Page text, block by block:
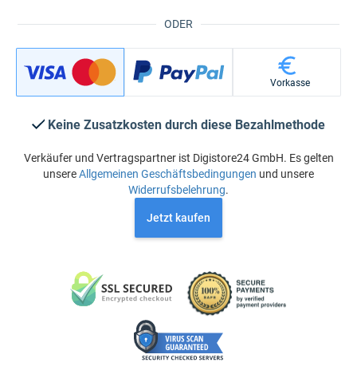
ODER
Vorkasse
Keine Zusatzkosten durch diese Bezahlmethode
Verkäufer und Vertragspartner ist Digistore24 GmbH. Es gelten
unsereAllgemeinen Geschäftsbedingungen und unsere
Widerrufsbelehrung.
Jetzt kaufen